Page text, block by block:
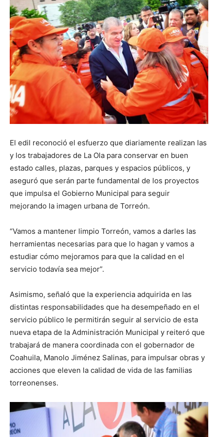
El edil reconoció el esfuerzo que diariamente realizan las
y los trabajadores de La Ola para conservar en buen
estado calles, plazas, parques y espacios públicos, y
aseguró que serán parte fundamental de los proyectos
que impulsa el Gobierno Municipal para seguir
mejorando la imagen urbana de Torreón.
“Vamos a mantener limpio Torreón, vamos a darles las
herramientas necesarias para que lo hagan y vamos a
estudiar cómo mejoramos para que la calidad en el
servicio todavía sea mejor”.
Asimismo, señaló que la experiencia adquirida en las
distintas responsabilidades que ha desempeñado en el
servicio público le permitirán seguir al servicio de esta
nueva etapa de la Administración Municipal y reiteró que
trabajará de manera coordinada con el gobernador de
Coahuila, Manolo Jiménez Salinas, para impulsar obras y
acciones que eleven la calidad de vida de las familias
torreonenses.